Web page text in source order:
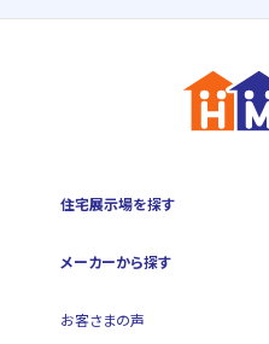
住宅展示場を探す
メーカーから探す
お客さまの声